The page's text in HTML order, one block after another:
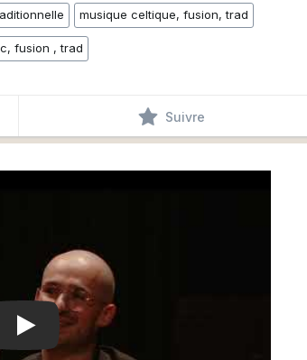
musique celtique, fusion, trad
fusion , trad
Suivre